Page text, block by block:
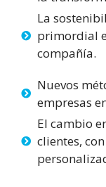
La
primordial
compañía.
Nuevos
empresas
El cambio
clientes,